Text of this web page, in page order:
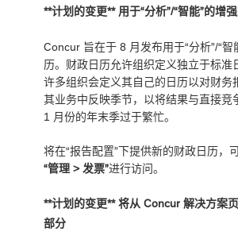
**计划的变更** 用于“分析”/“智能”的增
Concur 旨在于 8 月发布用于“分析”/“智
历。财政日历允许组织定义独立于标准
许多组织会定义其自己的日历以对财务
其业务中反映季节，以将结果与直接竞
1 月份的年末季过于繁忙。
将在“报告配置”下提供新的财政日历，
“管理 > 发票”进行访问。
**计划的变更** 将从 Concur 解决方案
部分